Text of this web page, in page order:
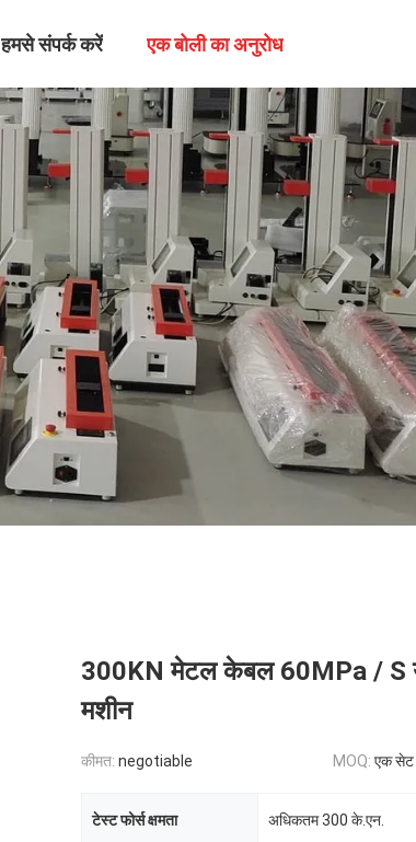
हमसे संपर्क करें एक बोली का अनुरोध
300KN मेटल केबल 60MPa / S
मशीन
कीमत: negotiable MOQ: एक सेट
टेस्ट फोर्स क्षमता अधिकतम 300 के.एन.